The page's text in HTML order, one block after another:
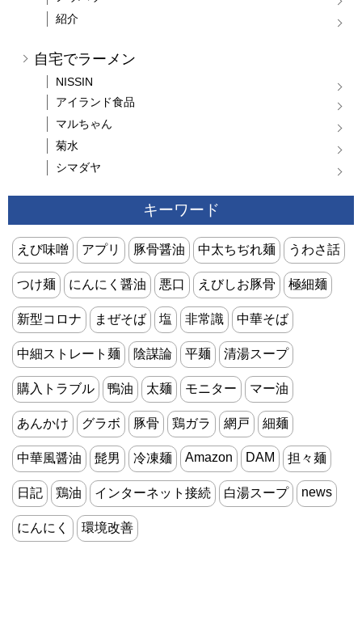
紹介
自宅でラーメン
NISSIN
アイランド食品
マルちゃん
菊水
シマダヤ
キーワード
えび味噌 アプリ 豚骨醤油 中太ちぢれ麺 うわさ話
つけ麺 にんにく醤油 悪口 えびしお豚骨 極細麺
新型コロナ まぜそば 塩 非常識 中華そば
中細ストレート麺 陰謀論 平麺 清湯スープ
購入トラブル 鴨油 太麺 モニター マー油
あんかけ グラボ 豚骨 鶏ガラ 網戸 細麺
中華風醤油 髭男 冷凍麺 Amazon DAM 担々麺
日記 鶏油 インターネット接続 白湯スープ news
にんにく 環境改善